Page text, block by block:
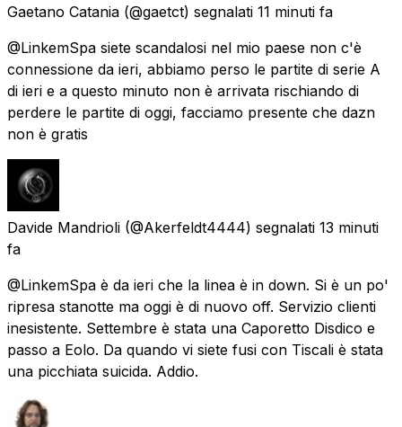
Gaetano Catania (@gaetct) segnalati 11 minuti fa
@LinkemSpa siete scandalosi nel mio paese non c'è
connessione da ieri, abbiamo perso le partite di serie A
di ieri e a questo minuto non è arrivata rischiando di
perdere le partite di oggi, facciamo presente che dazn
non è gratis
Davide Mandrioli (@Akerfeldt4444) segnalati 13 minuti
fa
@LinkemSpa è da ieri che la linea è in down. Si è un po'
ripresa stanotte ma oggi è di nuovo off. Servizio clienti
inesistente. Settembre è stata una Caporetto Disdico e
passo a Eolo. Da quando vi siete fusi con Tiscali è stata
una picchiata suicida. Addio.